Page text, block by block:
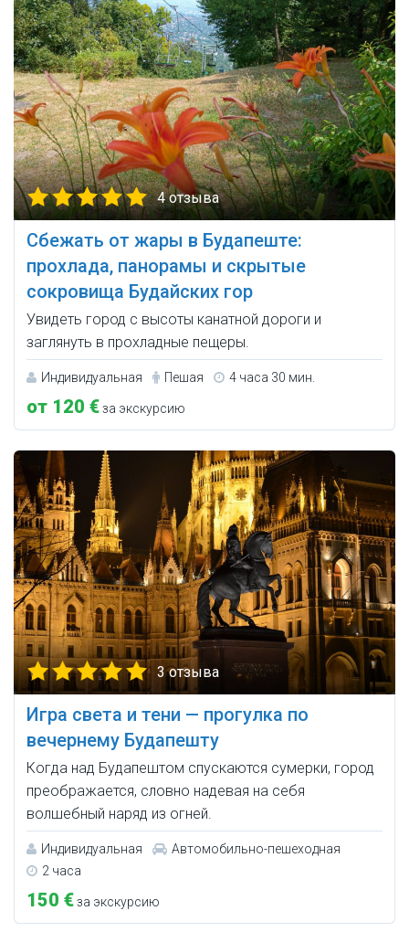
4 отзыва
Сбежать от жары в Будапеште:
прохлада, панорамы и скрытые
сокровища Будайских гор
Увидеть город с высоты канатной дороги и
заглянуть в прохладные пещеры.
Индивидуальная Пешая 4 часа 30 мин.
от 120 €за экскурсию
3 отзыва
Игра света и тени — прогулка по
вечернему Будапешту
Когда над Будапештом спускаются сумерки, город
преображается, словно надевая на себя
волшебный наряд из огней.
Индивидуальная
Автомобильно-пешеходная
2 часа
150 €за экскурсию